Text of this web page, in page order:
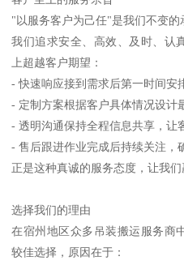
"以服务客户为己任"是我们不变的
我们追求安全、高效、及时、认
上超越客户期望：
- 快速响应接到需求后第一时间安
- 定制方案根据客户具体情况设计
- 透明沟通保持全程信息共享，让
- 售后跟进作业完成后持续关注，
正是这种真诚的服务态度，让我们
选择我们的理由
在宿州地区众多吊装搬运服务商
较佳选择，原因在于：